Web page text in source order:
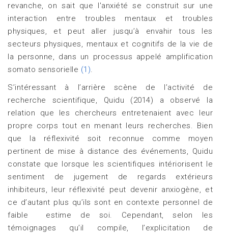
revanche, on sait que l'anxiété se construit sur une
interaction entre troubles mentaux et troubles
physiques, et peut aller jusqu’à envahir tous les
secteurs physiques, mentaux et cognitifs de la vie de
la personne, dans un processus appelé amplification
somato sensorielle (1).
S’intéressant à l’arrière scène de l’activité de
recherche scientifique, Quidu (2014) a observé la
relation que les chercheurs entretenaient avec leur
propre corps tout en menant leurs recherches. Bien
que la réflexivité soit reconnue comme moyen
pertinent de mise à distance des événements, Quidu
constate que lorsque les scientifiques intériorisent le
sentiment de jugement de regards extérieurs
inhibiteurs, leur réflexivité peut devenir anxiogène, et
ce d’autant plus qu’ils sont en contexte personnel de
faible estime de soi. Cependant, selon les
témoignages qu’il compile, l’explicitation de